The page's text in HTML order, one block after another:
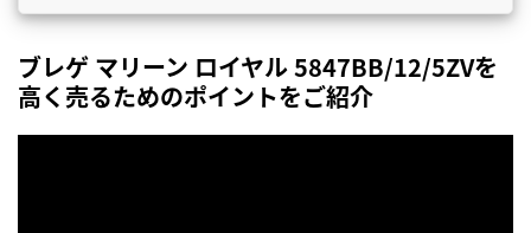
ブレゲ マリーン ロイヤル 5847BB/12/5ZVを
高く売るためのポイントをご紹介